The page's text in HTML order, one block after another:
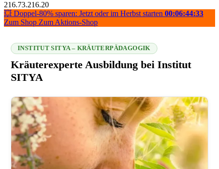
216.73.216.20
💥 Doppel-80% sparen: Jetzt oder im Herbst starten 00:06:44:33
Zum Shop Zum Aktions-Shop
INSTITUT SITYA – KRÄUTERPÄDAGOGIK
Kräuterexperte Ausbildung bei Institut
SITYA
216.73.216.20 2026-08-09 17:14:20